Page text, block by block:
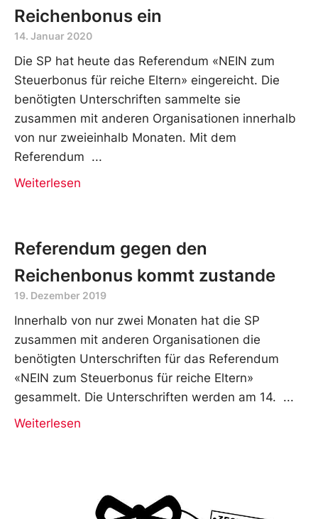
Reichenbonus ein
14. Januar 2020
Die SP hat heute das Referendum «NEIN zum
Steuerbonus für reiche Eltern» eingereicht. Die
benötigten Unterschriften sammelte sie
zusammen mit anderen Organisationen innerhalb
von nur zweieinhalb Monaten. Mit dem
Referendum
Weiterlesen
Referendum gegen den
Reichenbonus kommt zustande
19. Dezember 2019
Innerhalb von nur zwei Monaten hat die SP
zusammen mit anderen Organisationen die
benötigten Unterschriften für das Referendum
«NEIN zum Steuerbonus für reiche Eltern»
gesammelt. Die Unterschriften werden am 14.
Weiterlesen